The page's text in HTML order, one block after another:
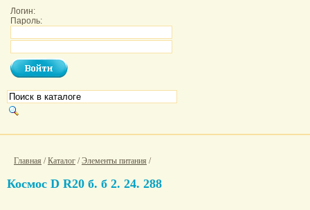
Главная /Каталог /Элементы питания /
Космос D R20 б. б 2. 24. 288
Логин:
Пароль: